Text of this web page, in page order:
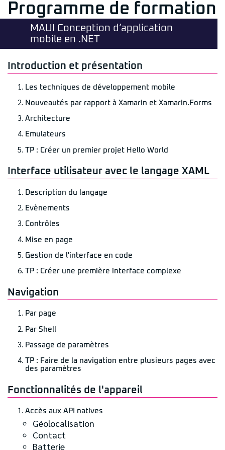
Programme de formation
MAUI Conception d’application
mobile en .NET
Introduction et présentation
Les techniques de développement mobile
Nouveautés par rapport à Xamarin et Xamarin.Forms
Architecture
Emulateurs
TP : Créer un premier projet Hello World
Interface utilisateur avec le langage XAML
Description du langage
Evènements
Contrôles
Mise en page
Gestion de l'interface en code
TP : Créer une première interface complexe
Navigation
Par page
Par Shell
Passage de paramètres
TP : Faire de la navigation entre plusieurs pages avec
des paramètres
Fonctionnalités de l'appareil
Accès aux API natives
Géolocalisation
Contact
Batterie